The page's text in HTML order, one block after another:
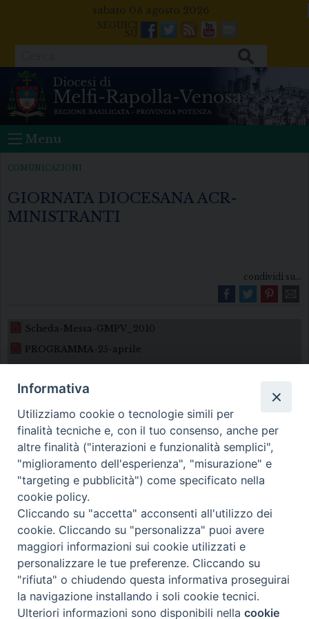
sabato 08 agosto 2026
Facebook
Twitter
FeedsYoutube
Mail
Menu
COMUNICAZIONI
GIORNATA DIOCESANA ACR-
MINISTRANTI
condividi su...
Scheda-Messa-GMPV_2010
PROGRAMMA-25-aprile
Diocesi di Melfi Rapolla Venosa
• Largo Duomo, 12 - 85025 MELFI (PZ) •
Tel. 0972238604
PEC ufficiale della Diocesi:
diocesi.melfi_rapolla_venosa@legalmail.it
Informativa
Utilizziamo cookie o tecnologie simili per
finalità tecniche e, con il tuo consenso, anche per
altre finalità ("interazioni e funzionalità semplici",
"miglioramento dell'esperienza", "misurazione" e
"targeting e pubblicità") come specificato nella
cookie policy.
Cliccando su "accetta" acconsenti all'utilizzo dei
cookie. Cliccando su "personalizza" puoi avere
maggiori informazioni sui cookie utilizzati e
personalizzare le tue preferenze. Cliccando su
"rifiuta" o chiudendo questa informativa proseguirai
la navigazione installando i soli cookie tecnici.
Ulteriori informazioni sono disponibili nellacookie